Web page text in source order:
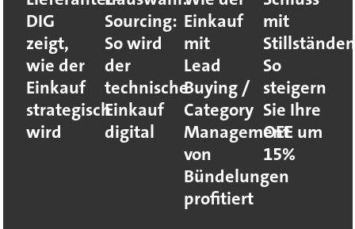
DIG
zeigt,
wie der
Einkauf
strategisch
wird
Sourcing:
So wird
der
technische
Einkauf
digital
Einkauf
mit
Lead
Buying /
Category
Management
von
Bündelungen
profitiert
mit
So
steigern
Sie Ihre
OEE um
15%